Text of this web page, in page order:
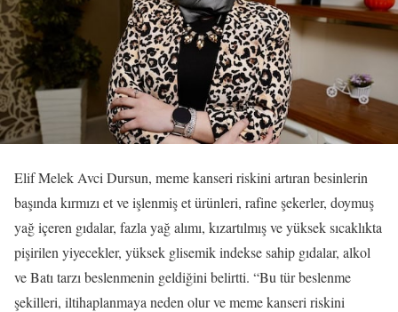
Elif Melek Avci Dursun, meme kanseri riskini artıran besinlerin
başında kırmızı et ve işlenmiş et ürünleri, rafine şekerler, doymuş
yağ içeren gıdalar, fazla yağ alımı, kızartılmış ve yüksek sıcaklıkta
pişirilen yiyecekler, yüksek glisemik indekse sahip gıdalar, alkol
ve Batı tarzı beslenmenin geldiğini belirtti. “Bu tür beslenme
şekilleri, iltihaplanmaya neden olur ve meme kanseri riskini